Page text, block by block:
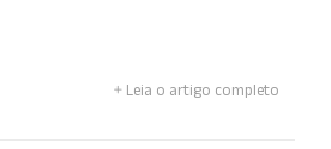
Leia o artigo completo